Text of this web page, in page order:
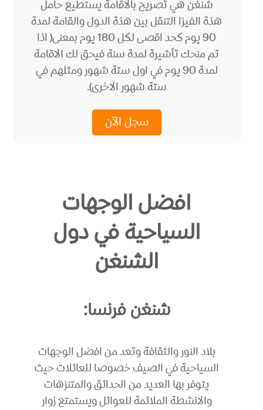
شنغن هي تصريح بالاقامة يستطيع حامل
هذة الفيزا التنقل بين هذة الدول والقامة لمدة
90 يوم كحد اقصى لكل 180 يوم بمعنى( اذا
تم منحك تأشيرة لمدة سنة فيحق لك الاقامة
لمدة 90 يوم في اول ستة شهور ومثلهم في
ستة شهور الاخرى).
سجل الآن
افضل الوجهات
السياحية في دول
الشنغن
شنغن فرنسا:
بلاد النور والثقافة وتعد من افضل الوجهات
السياحية في الصيف خصوصا للعائلات حيث
يتوفر بها العديد من الحدائق والمتنزهات
والانشطة الملائمة للعوائل ويستمتع زوار